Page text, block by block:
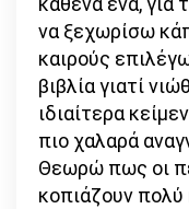
να ξεχωρίσω
καιρούς
βιβλία γιατί
ιδιαίτερα
πιο χαλαρά
Θεωρώ πως οι
κοπιάζουν